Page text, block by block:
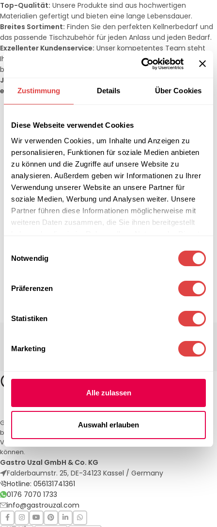
Zustimmung Details Über Cookies
Diese Webseite verwendet Cookies
Wir verwenden Cookies, um Inhalte und Anzeigen zu
personalisieren, Funktionen für soziale Medien anbieten
zu können und die Zugriffe auf unsere Website zu
analysieren. Außerdem geben wir Informationen zu Ihrer
Verwendung unserer Website an unsere Partner für
soziale Medien, Werbung und Analysen weiter. Unsere
Partner führen diese Informationen möglicherweise mit
weiteren Daten zusammen, die Sie ihnen bereitgestellt
Notwendig
Präferenzen
Statistiken
Marketing
Alle zulassen
Auswahl erlauben
Top-Qualität: Unsere Produkte sind aus hochwertigen
Materialien gefertigt und bieten eine lange Lebensdauer.
Breites Sortiment: Finden Sie den perfekten Kellnerbedarf und
das passende Tischzubehör für jeden Anlass und jeden Bedarf.
Exzellenter Kundenservice: Unser kompetentes Team steht
Ihnen jederzeit zur Verfügung, um Sie bei der Auswahl der
besten Produkte für Ihre Bedürfnisse zu unterstützen.
Jetzt entdecken und Ihren Servicebereich stilvoll und
effizient gestalten!
Gastro Uzal – Ihr Spezialist für Gastronomiemöbel und -textilien. Wir
bieten maßgeschneiderte Lösungen für Restaurants, Hotels und
Veranstaltungen. Qualität und Service, auf die Sie sich verlassen
können.
Gastro Uzal GmbH & Co. KG
Falderbaumstr. 25, DE-34123 Kassel / Germany
Hotline: 056131741361
0176 7070 1733
info@gastrouzal.com